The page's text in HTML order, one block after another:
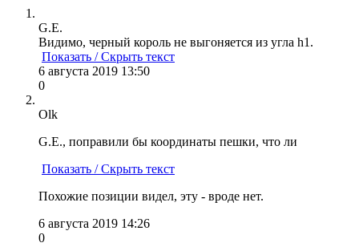
G.E.
Видимо, черный король не выгоняется из угла h1.
Показать / Скрыть текст
6 августа 2019 13:50
0
Olk
G.E., поправили бы координаты пешки, что ли
Показать / Скрыть текст
Похожие позиции видел, эту - вроде нет.
6 августа 2019 14:26
0